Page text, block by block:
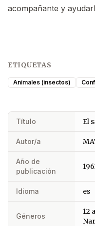
acompañante y
ETIQUETAS
Animales (insectos)
Título El
Autor/a
Año de
publicación
Idioma es
Géneros
12